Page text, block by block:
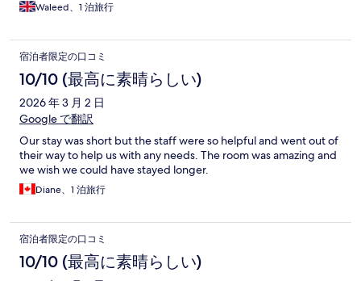
Waleed、1 泊旅行
宿泊者限定の口コミ
10/10 (最高に素晴らしい)
2026 年 3 月 2 日
Google で翻訳
Our stay was short but the staff were so helpful and went out of
their way to help us with any needs. The room was amazing and
we wish we could have stayed longer.
Diane、1 泊旅行
宿泊者限定の口コミ
10/10 (最高に素晴らしい)